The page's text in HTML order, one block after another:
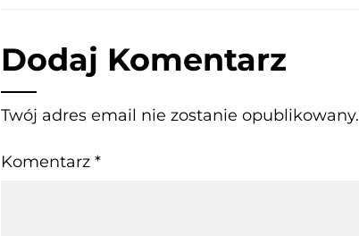
Dodaj Komentarz
Twój adres email nie zostanie opublikowany.
Komentarz *